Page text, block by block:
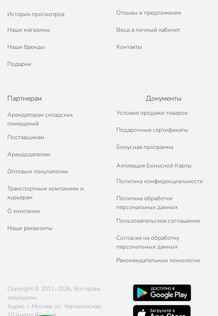
История просмотров
Наши магазины
Наши бренды
Подарки
Отзывы и предложения
Вход в личный кабинет
Контакты
Партнерам
Арендаторам складских
помещений
Поставщикам
Арендодателям
Оптовым покупателям
Транспортным компаниям и
курьерам
О компании
Наши реквизиты
Документы
Условия продажи товаров
Подарочные сертификаты
Бонусная программа
Активация Бонусной Карты
Политика конфиденциальности
Политика обработки
персональных данных
Пользовательское соглашение
Согласие на обработку
персональных данных
Рекомендательные технологии
Copyright © 2011-2026. Все права
защищены.
Адрес: г. Москва, ул. Чертановская